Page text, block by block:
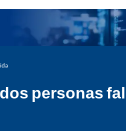
personas